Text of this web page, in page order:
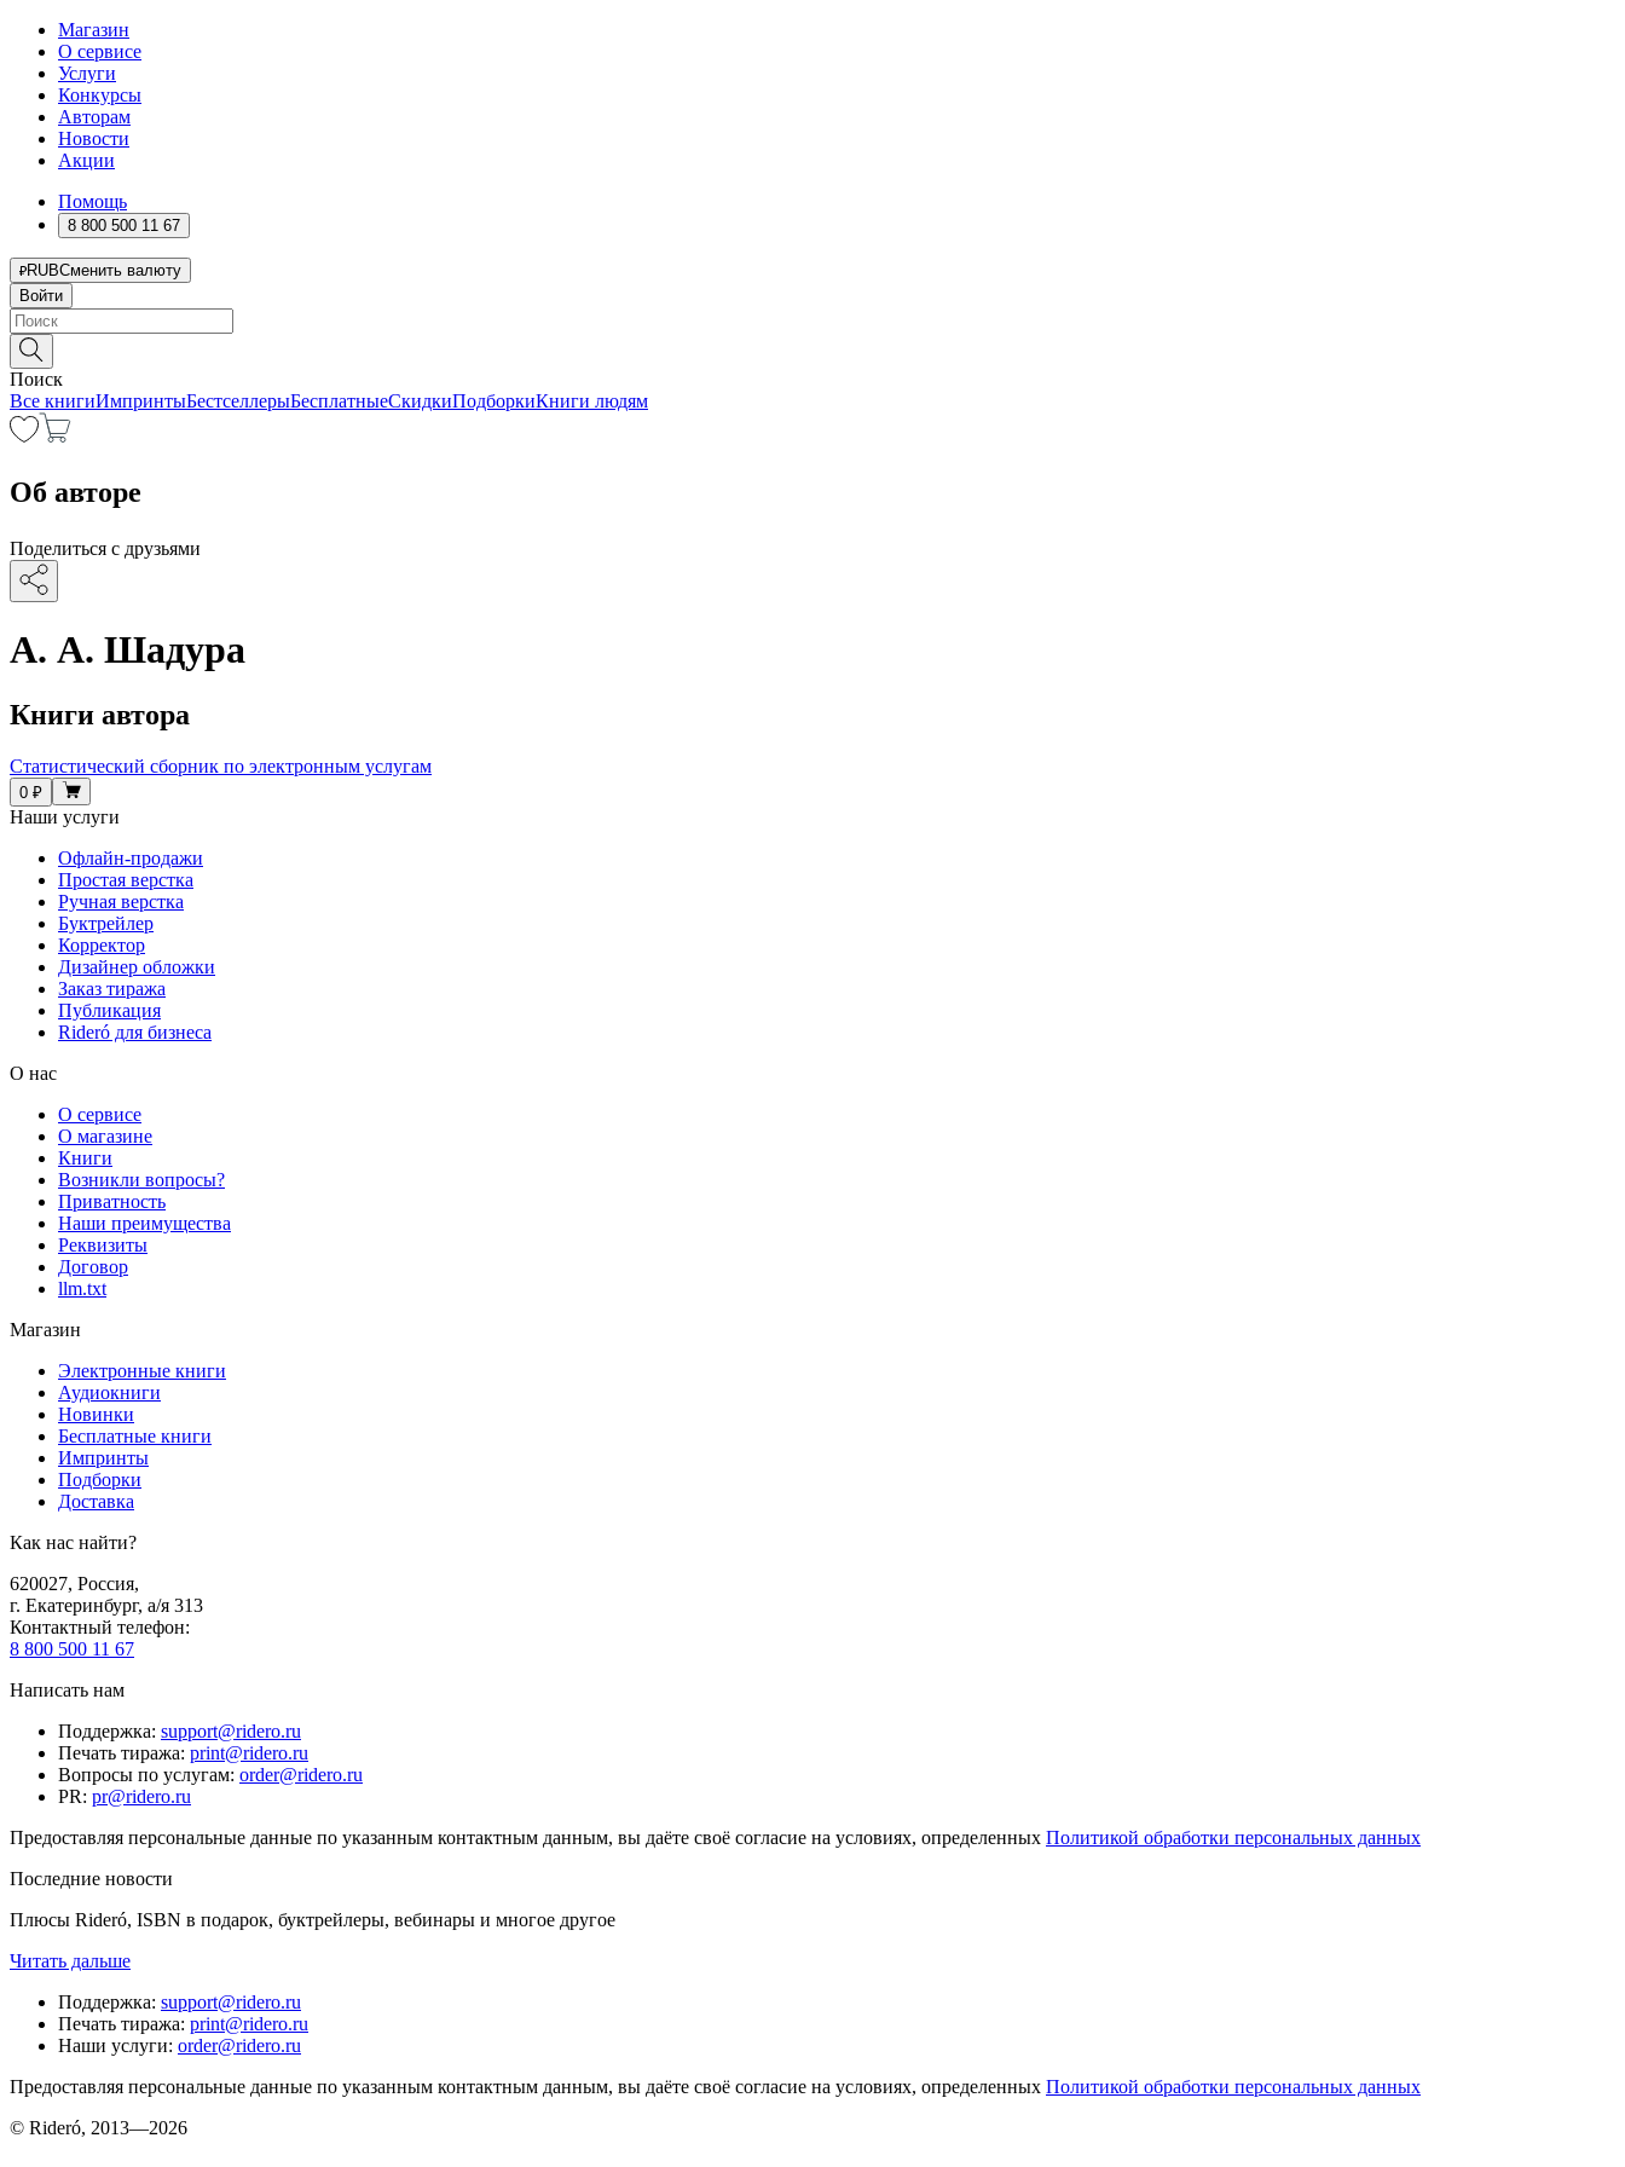
Магазин
О сервисе
Услуги
Конкурсы
Авторам
Новости
Акции
Помощь
8 800 500 11 67
RUBСменить валюту
Войти
Поиск
Все книгиИмпринтыБестселлерыБесплатныеСкидкиПодборкиКниги людям
Об авторе
Поделиться с друзьями
А. А. Шадура
Книги автора
Статистический сборник по электронным услугам
0 ₽
Наши услуги
Офлайн-продажи
Простая верстка
Ручная верстка
Буктрейлер
Корректор
Дизайнер обложки
Заказ тиража
Публикация
Rideró для бизнеса
О нас
О сервисе
О магазине
Книги
Возникли вопросы?
Приватность
Наши преимущества
Реквизиты
Договор
llm.txt
Магазин
Электронные книги
Аудиокниги
Новинки
Бесплатные книги
Импринты
Подборки
Доставка
Как нас найти?
620027, Россия,
г. Екатеринбург, а/я 313
Контактный телефон:
8 800 500 11 67
Написать нам
Поддержка: support@ridero.ru
Печать тиража: print@ridero.ru
Вопросы по услугам: order@ridero.ru
PR: pr@ridero.ru
Предоставляя персональные данные по указанным контактным данным, вы даёте своё согласие на условиях, определенных Политикой обработки персональных данных
Последние новости
Плюсы Rideró, ISBN в подарок, буктрейлеры, вебинары и многое другое
Читать дальше
Поддержка: support@ridero.ru
Печать тиража: print@ridero.ru
Наши услуги: order@ridero.ru
Предоставляя персональные данные по указанным контактным данным, вы даёте своё согласие на условиях, определенных Политикой обработки персональных данных
© Rideró, 2013—2026